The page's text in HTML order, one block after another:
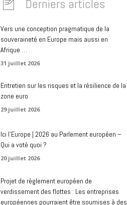
Derniers articles
Vers une conception pragmatique de la
souveraineté en Europe mais aussi en
Afrique …
31 juillet 2026
Entretien sur les risques et la résilience de la
zone euro
29 juillet 2026
Ici l’Europe | 2026 au Parlement européen –
Qui a voté quoi ?
20 juillet 2026
Projet de règlement européen de
verdissement des flottes : Les entreprises
européennes pourraient être soumises à des